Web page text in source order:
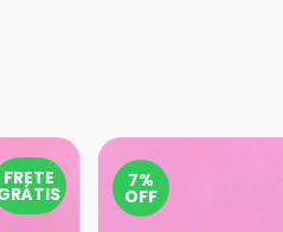
FRETE 7%
OFF